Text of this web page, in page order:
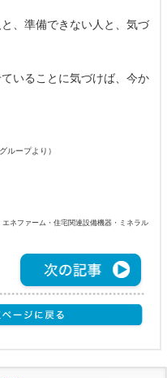
、準備できない人と、気づ
いることに気づけば、今か
ループより）
ネファーム・住宅関連設備機器・ミネラル